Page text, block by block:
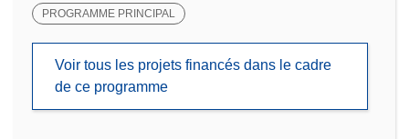
PROGRAMME PRINCIPAL
Voir tous les projets financés dans le cadre
de ce programme